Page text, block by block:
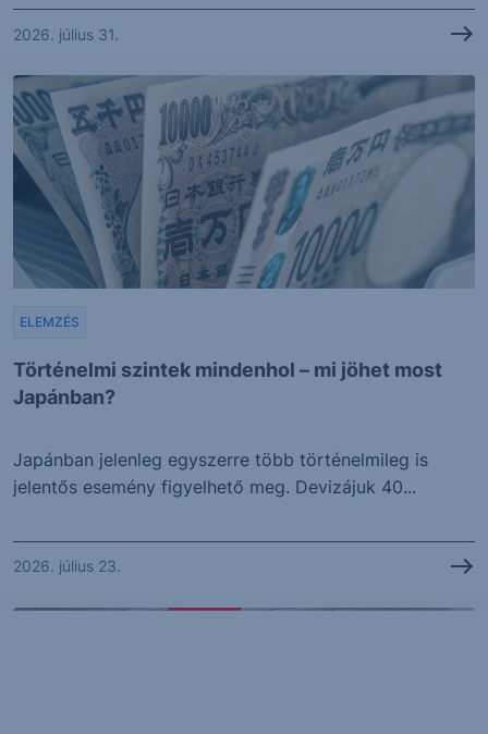
2026. július 31.
Történelmi szintek mindenhol – mi jöhet most
Japánban?
ELEMZÉS
Japánban jelenleg egyszerre több történelmileg is
jelentős esemény figyelhető meg. Devizájuk 40...
2026. július 23.